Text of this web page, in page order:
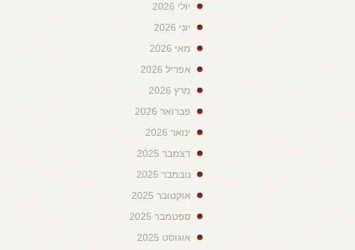
יולי 2026
יוני 2026
מאי 2026
אפריל 2026
מרץ 2026
פברואר 2026
ינואר 2026
דצמבר 2025
נובמבר 2025
אוקטובר 2025
ספטמבר 2025
אוגוסט 2025